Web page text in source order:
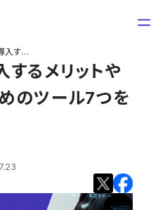
採用DXとは？導入するメリットや成功事例、おすすめのツール7つを紹介
るメリットや
のツール7つを